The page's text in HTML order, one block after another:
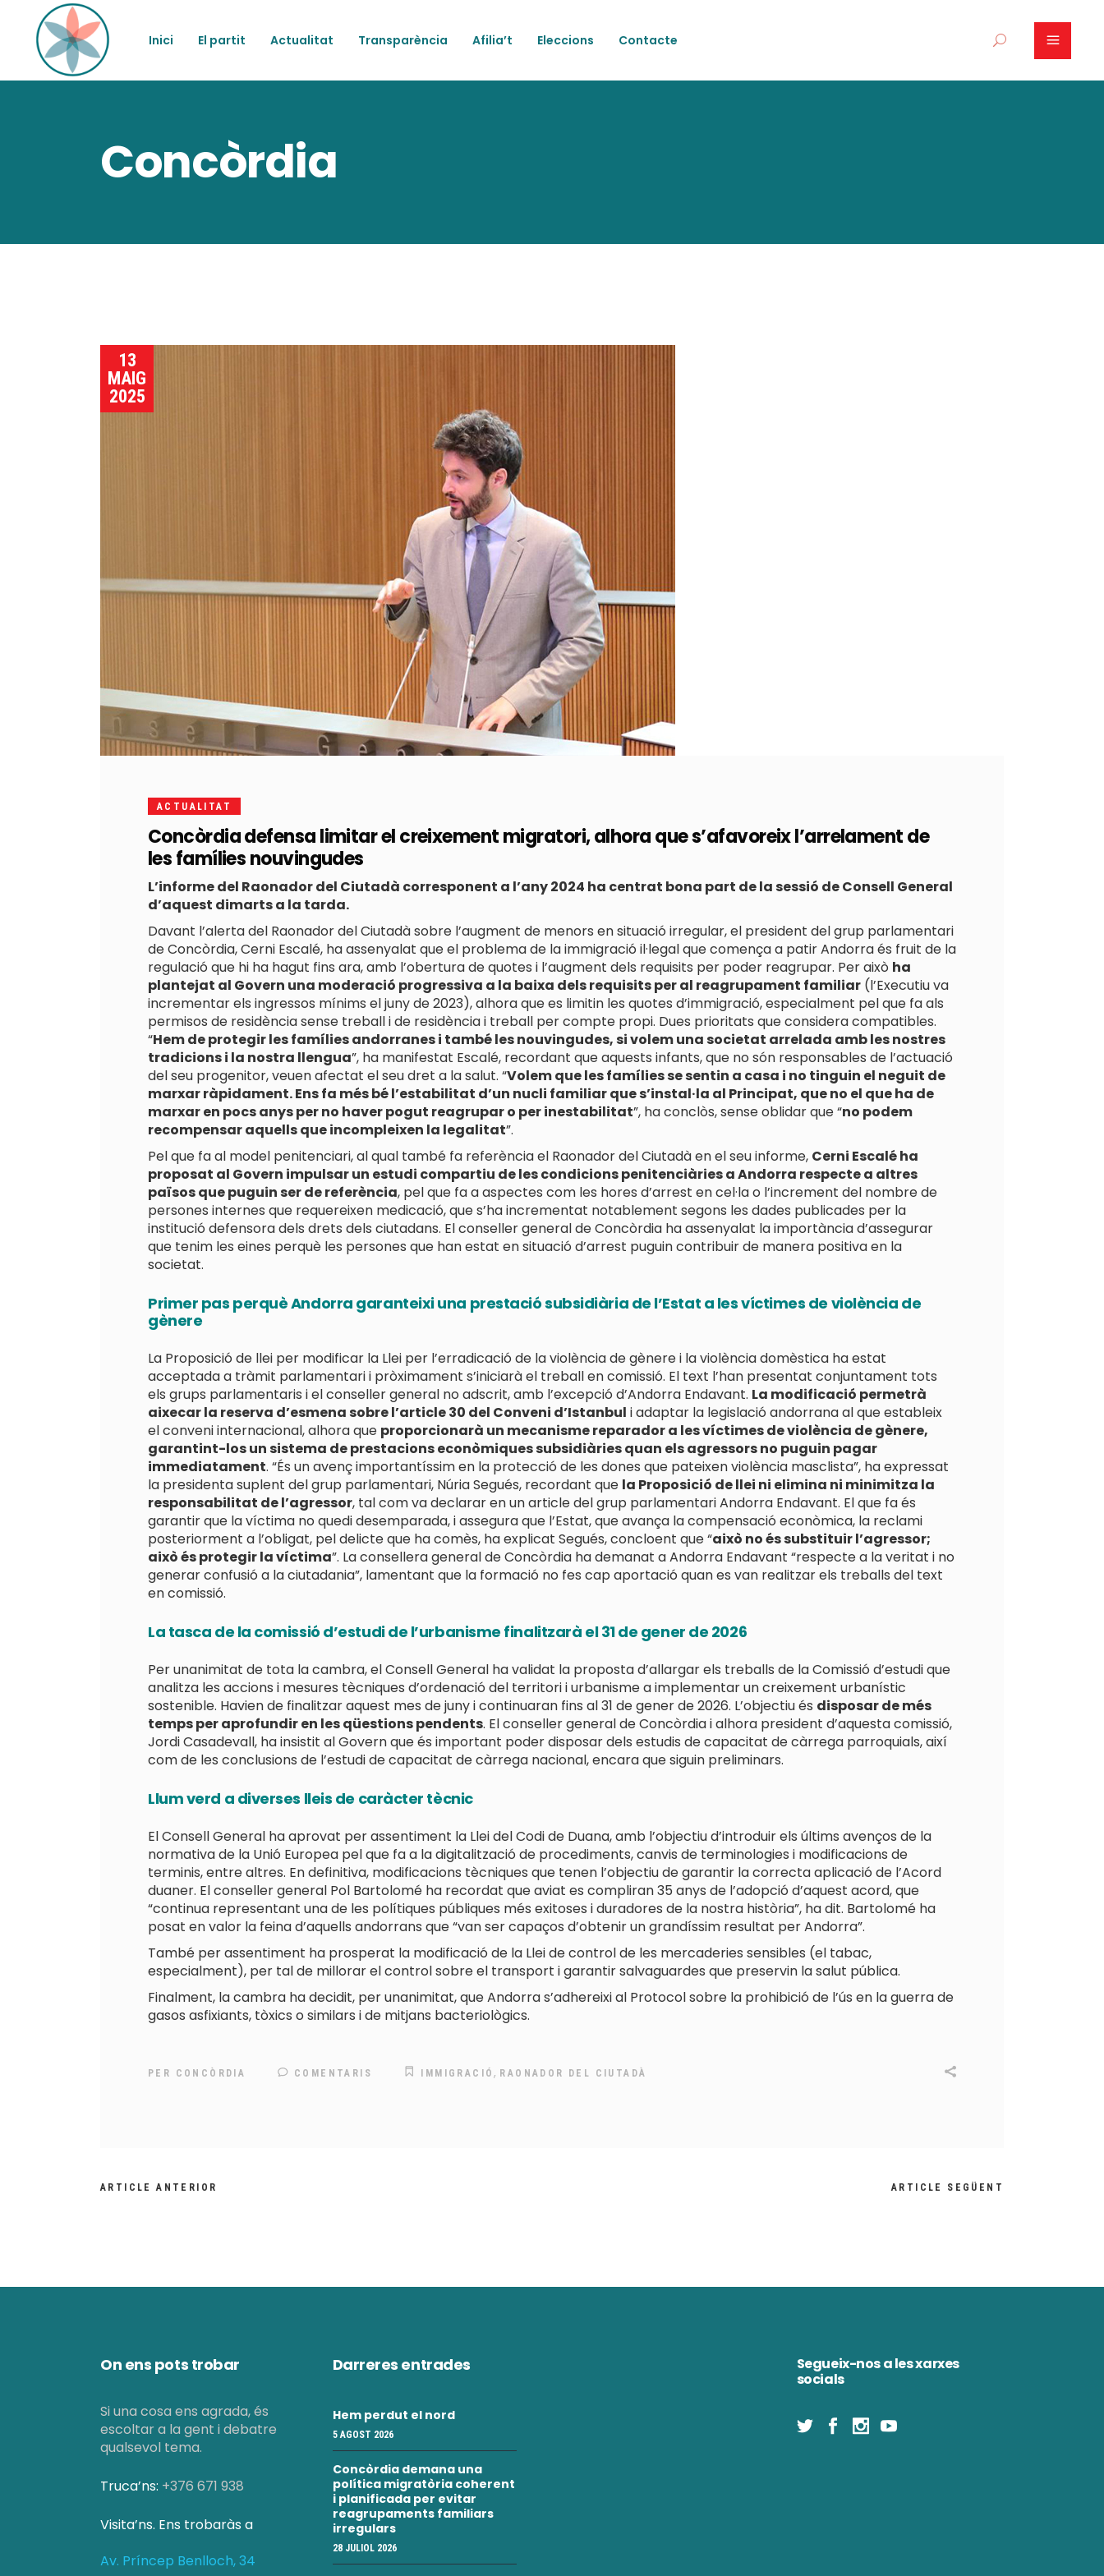
Inici El partit Actualitat Transparència Afilia’t Eleccions Contacte
Concòrdia
13
MAIG
2025
ACTUALITAT
Concòrdia defensa limitar el creixement migratori, alhora que s’afavoreix l’arrelament de
les famílies nouvingudes
L’informe del Raonador del Ciutadà corresponent a l’any 2024 ha centrat bona part de la sessió de Consell General
d’aquest dimarts a la tarda.
Davant l’alerta del Raonador del Ciutadà sobre l’augment de menors en situació irregular, el president del grup parlamentari
de Concòrdia, Cerni Escalé, ha assenyalat que el problema de la immigració il·legal que comença a patir Andorra és fruit de la
regulació que hi ha hagut fins ara, amb l’obertura de quotes i l’augment dels requisits per poder reagrupar. Per això ha
plantejat al Govern una moderació progressiva a la baixa dels requisits per al reagrupament familiar (l’Executiu va
incrementar els ingressos mínims el juny de 2023), alhora que es limitin les quotes d’immigració, especialment pel que fa als
permisos de residència sense treball i de residència i treball per compte propi. Dues prioritats que considera compatibles.
“Hem de protegir les famílies andorranes i també les nouvingudes, si volem una societat arrelada amb les nostres
tradicions i la nostra llengua”, ha manifestat Escalé, recordant que aquests infants, que no són responsables de l’actuació
del seu progenitor, veuen afectat el seu dret a la salut. “Volem que les famílies se sentin a casa i no tinguin el neguit de
marxar ràpidament. Ens fa més bé l’estabilitat d’un nucli familiar que s’instal·la al Principat, que no el que ha de
marxar en pocs anys per no haver pogut reagrupar o per inestabilitat”, ha conclòs, sense oblidar que “no podem
recompensar aquells que incompleixen la legalitat”.
Pel que fa al model penitenciari, al qual també fa referència el Raonador del Ciutadà en el seu informe, Cerni Escalé ha
proposat al Govern impulsar un estudi compartiu de les condicions penitenciàries a Andorra respecte a altres
països que puguin ser de referència, pel que fa a aspectes com les hores d’arrest en cel·la o l’increment del nombre de
persones internes que requereixen medicació, que s’ha incrementat notablement segons les dades publicades per la
institució defensora dels drets dels ciutadans. El conseller general de Concòrdia ha assenyalat la importància d’assegurar
que tenim les eines perquè les persones que han estat en situació d’arrest puguin contribuir de manera positiva en la
societat.
Primer pas perquè Andorra garanteixi una prestació subsidiària de l’Estat a les víctimes de violència de
gènere
La Proposició de llei per modificar la Llei per l’erradicació de la violència de gènere i la violència domèstica ha estat
acceptada a tràmit parlamentari i pròximament s’iniciarà el treball en comissió. El text l’han presentat conjuntament tots
els grups parlamentaris i el conseller general no adscrit, amb l’excepció d’Andorra Endavant. La modificació permetrà
aixecar la reserva d’esmena sobre l’article 30 del Conveni d’Istanbul i adaptar la legislació andorrana al que estableix
el conveni internacional, alhora que proporcionarà un mecanisme reparador a les víctimes de violència de gènere,
garantint-los un sistema de prestacions econòmiques subsidiàries quan els agressors no puguin pagar
immediatament. “És un avenç importantíssim en la protecció de les dones que pateixen violència masclista”, ha expressat
la presidenta suplent del grup parlamentari, Núria Segués, recordant que la Proposició de llei ni elimina ni minimitza la
responsabilitat de l’agressor, tal com va declarar en un article del grup parlamentari Andorra Endavant. El que fa és
garantir que la víctima no quedi desemparada, i assegura que l’Estat, que avança la compensació econòmica, la reclami
posteriorment a l’obligat, pel delicte que ha comès, ha explicat Segués, concloent que “això no és substituir l’agressor;
això és protegir la víctima”. La consellera general de Concòrdia ha demanat a Andorra Endavant “respecte a la veritat i no
generar confusió a la ciutadania”, lamentant que la formació no fes cap aportació quan es van realitzar els treballs del text
en comissió.
La tasca de la comissió d’estudi de l’urbanisme finalitzarà el 31 de gener de 2026
Per unanimitat de tota la cambra, el Consell General ha validat la proposta d’allargar els treballs de la Comissió d’estudi que
analitza les accions i mesures tècniques d’ordenació del territori i urbanisme a implementar un creixement urbanístic
sostenible. Havien de finalitzar aquest mes de juny i continuaran fins al 31 de gener de 2026. L’objectiu és disposar de més
temps per aprofundir en les qüestions pendents. El conseller general de Concòrdia i alhora president d’aquesta comissió,
Jordi Casadevall, ha insistit al Govern que és important poder disposar dels estudis de capacitat de càrrega parroquials, així
com de les conclusions de l’estudi de capacitat de càrrega nacional, encara que siguin preliminars.
Llum verd a diverses lleis de caràcter tècnic
El Consell General ha aprovat per assentiment la Llei del Codi de Duana, amb l’objectiu d’introduir els últims avenços de la
normativa de la Unió Europea pel que fa a la digitalització de procediments, canvis de terminologies i modificacions de
terminis, entre altres. En definitiva, modificacions tècniques que tenen l’objectiu de garantir la correcta aplicació de l’Acord
duaner. El conseller general Pol Bartolomé ha recordat que aviat es compliran 35 anys de l’adopció d’aquest acord, que
“continua representant una de les polítiques públiques més exitoses i duradores de la nostra història”, ha dit. Bartolomé ha
posat en valor la feina d’aquells andorrans que “van ser capaços d’obtenir un grandíssim resultat per Andorra”.
També per assentiment ha prosperat la modificació de la Llei de control de les mercaderies sensibles (el tabac,
especialment), per tal de millorar el control sobre el transport i garantir salvaguardes que preservin la salut pública.
Finalment, la cambra ha decidit, per unanimitat, que Andorra s’adhereixi al Protocol sobre la prohibició de l’ús en la guerra de
gasos asfixiants, tòxics o similars i de mitjans bacteriològics.
PER CONCÒRDIA COMENTARIS IMMIGRACIÓ, RAONADOR DEL CIUTADÀ
ARTICLE ANTERIOR ARTICLE SEGÜENT
On ens pots trobar
Si una cosa ens agrada, és
escoltar a la gent i debatre
qualsevol tema.
Truca’ns: +376 671 938
Visita’ns. Ens trobaràs a
Av. Príncep Benlloch, 34
Darreres entrades
Hem perdut el nord
5 AGOST 2026
Concòrdia demana una
política migratòria coherent
i planificada per evitar
reagrupaments familiars
irregulars
28 JULIOL 2026
Segueix-nos a les xarxes
socials